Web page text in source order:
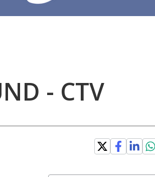
- CTV